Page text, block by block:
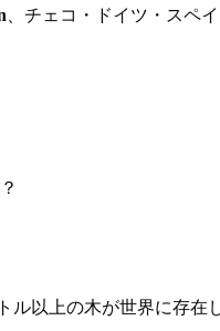
、チェコ・ドイツ・スペ
ル以上の木が世界に存在